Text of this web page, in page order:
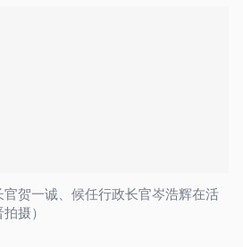
贺一诚、候任行政长官岑浩辉在活
摄）